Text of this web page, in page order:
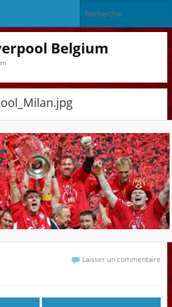
Belgium
Laisser un commentaire